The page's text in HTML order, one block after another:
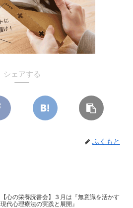
シェアする
ふくもと
【心の栄養読書会】３月は『無意識を活かす
現代心理療法の実践と展開』